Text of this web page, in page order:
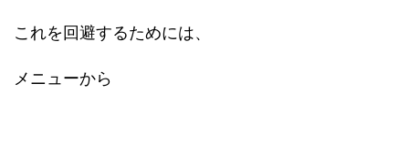
これを回避するためには、
メニューから